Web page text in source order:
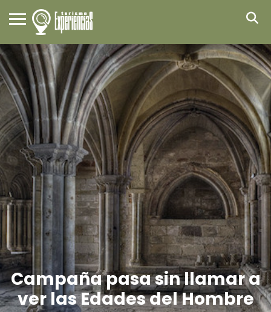
Campaña pasa sin llamar a
ver las Edades del Hombre